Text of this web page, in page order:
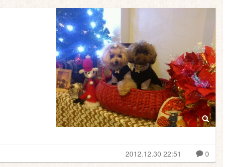
2012.12.30 22:51 0